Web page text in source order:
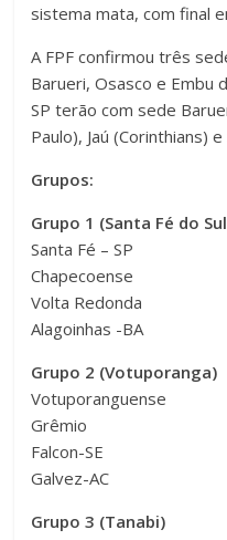
sistema mata, com final
A FPF confirmou três
Barueri, Osasco e Embu
SP terão com sede
Paulo), Jaú (Corinthians)
Grupos:
Grupo 1 (Santa Fé do
Santa Fé – SP
Chapecoense
Volta Redonda
Alagoinhas -BA
Grupo 2 (Votuporanga)
Votuporanguense
Grêmio
Falcon-SE
Galvez-AC
Grupo 3 (Tanabi)